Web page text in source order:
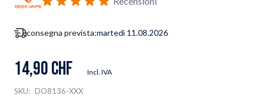
consegna prevista:martedì 11.08.2026
14,90 CHF Incl. IVA
SKU: DO8136-XXX